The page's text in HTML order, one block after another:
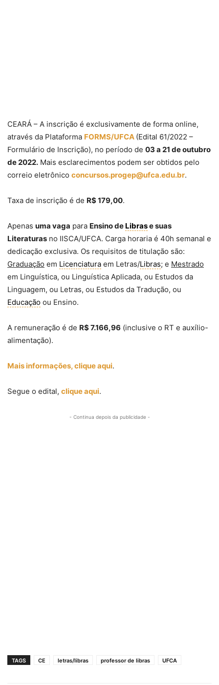
CEARÁ – A inscrição é exclusivamente de forma online,
através da Plataforma FORMS/UFCA (Edital 61/2022 –
Formulário de Inscrição), no período de 03 a 21 de outubro
de 2022. Mais esclarecimentos podem ser obtidos pelo
correio eletrônico concursos.progep@ufca.edu.br.
Taxa de inscrição é de R$ 179,00.
Apenas uma vaga para Ensino de Librase suas
Literaturas no IISCA/UFCA. Carga horaria é 40h semanal e
dedicação exclusiva. Os requisitos de titulação são:
Graduação em Licenciatura em Letras/Libras; e Mestrado
em Linguística, ou Linguística Aplicada, ou Estudos da
Linguagem, ou Letras, ou Estudos da Tradução, ou
Educação ou Ensino.
A remuneração é de R$ 7.166,96 (inclusive o RT e auxílio-
alimentação).
Mais informações, clique aqui.
Segue o edital, clique aqui.
- Continua depois da publicidade -
TAGS CE letras/libras professor de libras UFCA